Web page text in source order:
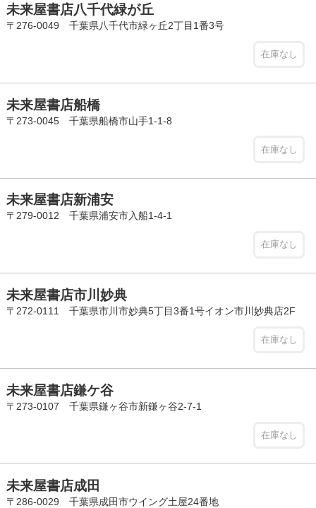
未来屋書店八千代緑が丘
〒276-0049 千葉県八千代市緑ヶ丘2丁目1番3号
在庫なし
未来屋書店船橋
〒273-0045 千葉県船橋市山手1-1-8
在庫なし
未来屋書店新浦安
〒279-0012 千葉県浦安市入船1-4-1
在庫なし
未来屋書店市川妙典
〒272-0111 千葉県市川市妙典5丁目3番1号イオン市川妙典店2F
在庫なし
未来屋書店鎌ケ谷
〒273-0107 千葉県鎌ヶ谷市新鎌ヶ谷2-7-1
在庫なし
未来屋書店成田
〒286-0029 千葉県成田市ウイング土屋24番地